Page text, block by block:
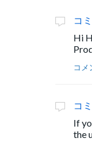
コ
Hi
コメ
コ
If
the